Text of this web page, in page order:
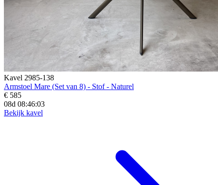
Kavel 2985-138
Armstoel Mare (Set van 8) - Stof - Naturel
€ 585
08d 08:46:02
Bekijk kavel